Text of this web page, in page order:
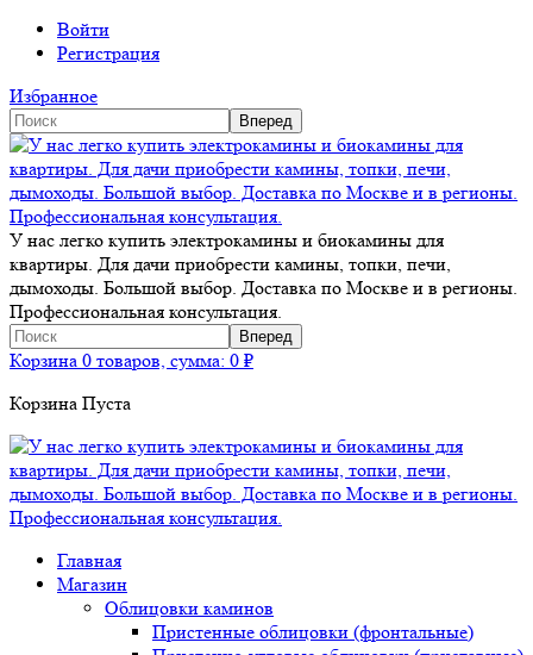
Войти
Регистрация
Избранное
У нас легко купить электрокамины и биокамины для
квартиры. Для дачи приобрести камины, топки, печи,
дымоходы. Большой выбор. Доставка по Москве и в регионы.
Профессиональная консультация.
Корзина 0 товаров, сумма: 0 ₽
Корзина Пуста
Главная
Магазин
Облицовки каминов
Пристенные облицовки (фронтальные)